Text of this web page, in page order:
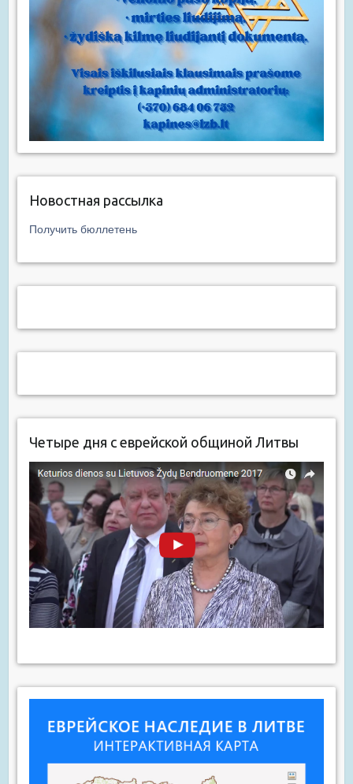
Новостная рассылка
Получить бюллетень
Четыре дня с еврейской общиной Литвы